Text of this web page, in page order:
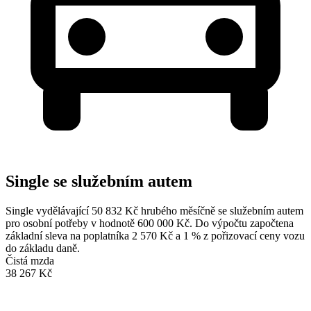
Single se služebním autem
Single vydělávající 50 832 Kč hrubého měsíčně se služebním autem
pro osobní potřeby v hodnotě 600 000 Kč. Do výpočtu započtena
základní sleva na poplatníka 2 570 Kč a 1 % z pořizovací ceny vozu
do základu daně.
Čistá mzda
38 267 Kč